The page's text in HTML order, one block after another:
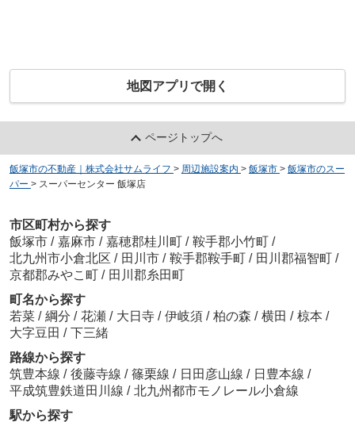
地図アプリで開く
ページトップへ
飯塚市の不動産｜株式会社サムライフ > 周辺施設案内 > 飯塚市 > 飯塚市のスー
パー > スーパーセンター 飯塚店
市区町村から探す
飯塚市 / 嘉麻市 / 嘉穂郡桂川町 / 鞍手郡小竹町 /
北九州市小倉北区 / 田川市 / 鞍手郡鞍手町 / 田川郡福智町 /
京都郡みやこ町 / 田川郡糸田町
町名から探す
若菜 / 綱分 / 花瀬 / 大日寺 / 伊岐須 / 柏の森 / 横田 / 椋本 /
大字豆田 / 下三緒
路線から探す
筑豊本線 / 後藤寺線 / 篠栗線 / 日田彦山線 / 日豊本線 /
平成筑豊鉄道田川線 / 北九州都市モノレール小倉線
駅から探す